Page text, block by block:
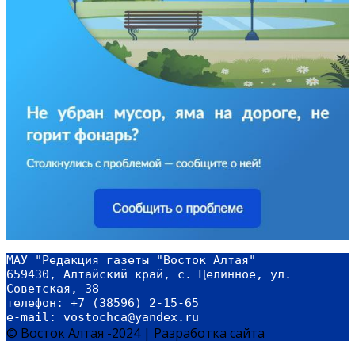
МАУ "Редакция газеты "Восток Алтая"
659430, Алтайский край, с. Целинное, ул.
Советская, 38
телефон: +7 (38596) 2-15-65
e-mail: vostochca@yandex.ru
© Восток Алтая -2024 | Разработка сайта